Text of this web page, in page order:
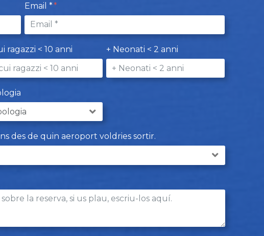
Email *
ragazzi < 10 anni + Neonati < 2 anni
des de quin aeroport voldries sortir.